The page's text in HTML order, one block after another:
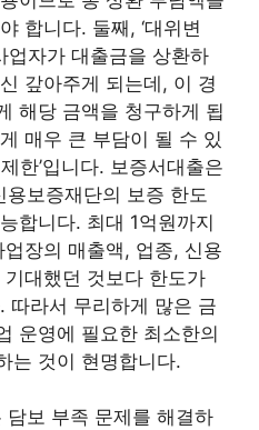
합니다. 둘째, ‘대위변
업자가 대출금을 상환하
갚아주게 되는데, 이 경
해당 금액을 청구하게 됩
매우 큰 부담이 될 수 있
한’입니다. 보증서대출은
보증재단의 보증 한도
합니다. 최대 1억원까지
장의 매출액, 업종, 신용
대했던 것보다 한도가
따라서 무리하게 많은 금
운영에 필요한 최소한의
는 것이 현명합니다.
담보 부족 문제를 해결하